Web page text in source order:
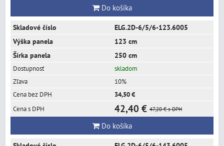
Do košíka
ELG.2D-6/5/6-123.6005
123 cm
250 cm
skladom
10%
34,50 €
42,40 € 47,20 € s DPH
Do košíka